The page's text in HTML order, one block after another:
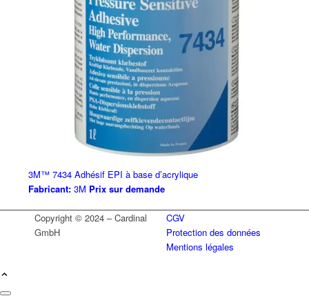
3M™ 7434 Adhésif EPI à base d’acrylique
Fabricant:3M Prix sur demande
Copyright © 2024 – Cardinal
GmbH
CGV
Protection des données
Mentions légales